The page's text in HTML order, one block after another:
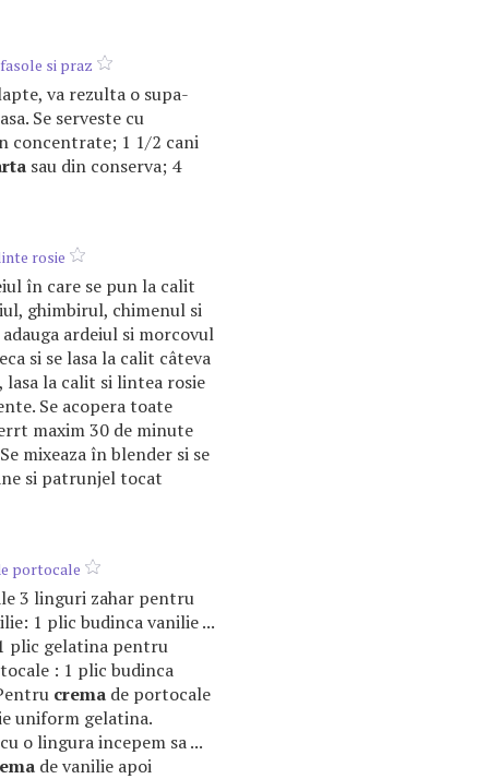
si praz
va rezulta o supa-
Se serveste cu
concentrate; 1 1/2 cani
sau din conserva; 4
rosie
în care se pun la calit
ghimbirul, chimenul si
ardeiul si morcovul
si se lasa la calit câteva
la calit si lintea rosie
Se acopera toate
maxim 30 de minute
mixeaza în blender si se
si patrunjel tocat
portocale
3 linguri zahar pentru
1 plic budinca vanilie ...
plic gelatina pentru
: 1 plic budinca
crema de portocale
uniform gelatina.
o lingura incepem sa ...
de vanilie apoi